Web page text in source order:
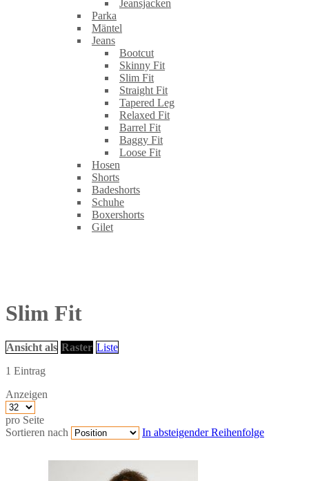
Jeansjacken
Parka
Mäntel
Jeans
Bootcut
Skinny Fit
Slim Fit
Straight Fit
Tapered Leg
Relaxed Fit
Barrel Fit
Baggy Fit
Loose Fit
Hosen
Shorts
Badeshorts
Schuhe
Boxershorts
Gilet
Slim Fit
Ansicht als Raster Liste
1 Eintrag
Anzeigen
pro Seite
Sortieren nach
In absteigender Reihenfolge